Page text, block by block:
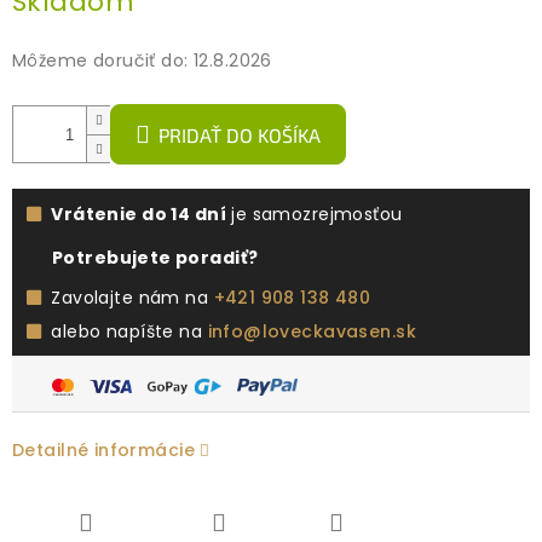
cena:
Môžeme doručiť do: 12.8.2026
PRIDAŤ DO KOŠÍKA
Vrátenie do 14 dní je samozrejmosťou
Potrebujete poradiť?
Zavolajte nám na +421 908 138 480
alebo napíšte na info@loveckavasen.sk
Detailné informácie